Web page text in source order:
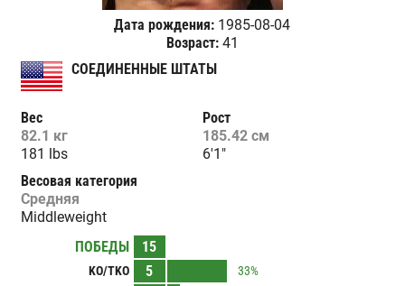
Дата рождения: 1985-08-04
Возраст:41
СОЕДИНЕННЫЕ ШТАТЫ
Вес
82.1 кг
181 lbs
Рост
185.42 см
6'1"
Весовая категория
Средняя
Middleweight
ПОБЕДЫ
15
KO/TKO 5
33%